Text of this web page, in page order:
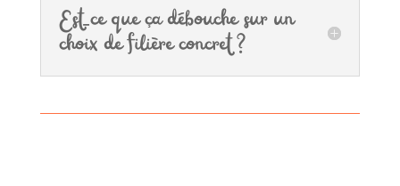
Est-ce que ça débouche sur un
choix de filière concret ?